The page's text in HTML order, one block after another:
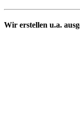
Wir erstellen u.a.